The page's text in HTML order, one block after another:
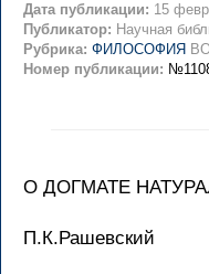
Дата публикации: 15
Публикатор: Научная
Рубрика: ФИЛОСОФИЯ
Номер публикации:
О ДОГМАТЕ
П.К.Рашевский